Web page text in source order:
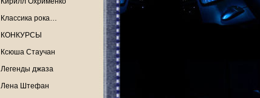
Классика рока…
КОНКУРСЫ
Ксюша Стаучан
Легенды джаза
Лена Штефан